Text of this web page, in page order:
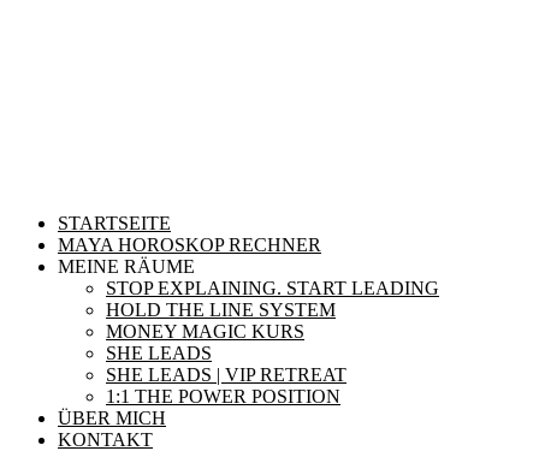
STARTSEITE
MAYA HOROSKOP RECHNER
MEINE RÄUME
STOP EXPLAINING. START LEADING
HOLD THE LINE SYSTEM
MONEY MAGIC KURS
SHE LEADS
SHE LEADS | VIP RETREAT
1:1 THE POWER POSITION
ÜBER MICH
KONTAKT